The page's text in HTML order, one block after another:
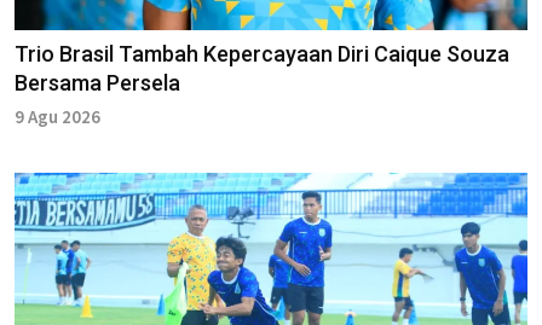
Trio Brasil Tambah Kepercayaan Diri Caique Souza
Bersama Persela
9 Agu 2026